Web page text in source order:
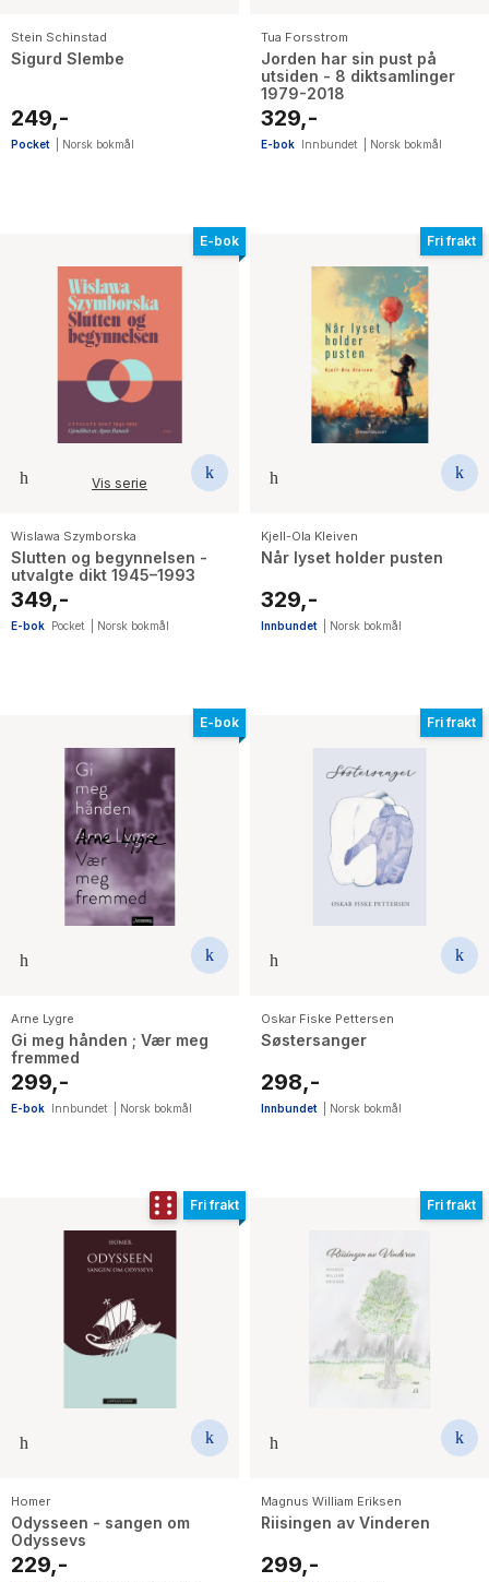
Stein Schinstad
Sigurd Slembe
249,-
Pocket Norsk bokmål
Tua Forsstrom
Jorden har sin pust på
utsiden - 8 diktsamlinger
1979-2018
329,-
E-bok Innbundet Norsk bokmål
E-bok
Vis serie
Wislawa Szymborska
Slutten og begynnelsen -
utvalgte dikt 1945–1993
349,-
E-bok Pocket Norsk bokmål
Fri frakt
Kjell-Ola Kleiven
Når lyset holder pusten
329,-
Innbundet Norsk bokmål
E-bok
Arne Lygre
Gi meg hånden ; Vær meg
fremmed
299,-
E-bok Innbundet Norsk bokmål
Fri frakt
Oskar Fiske Pettersen
Søstersanger
298,-
Innbundet Norsk bokmål
Fri frakt
Homer
Odysseen - sangen om
Odyssevs
229,-
Fri frakt
Magnus William Eriksen
Riisingen av Vinderen
299,-